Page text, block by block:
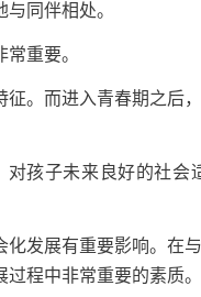
同伴相处。
重要。
而进入青春期之后
子未来良好的社会
展有重要影响。在
程中非常重要的素质。